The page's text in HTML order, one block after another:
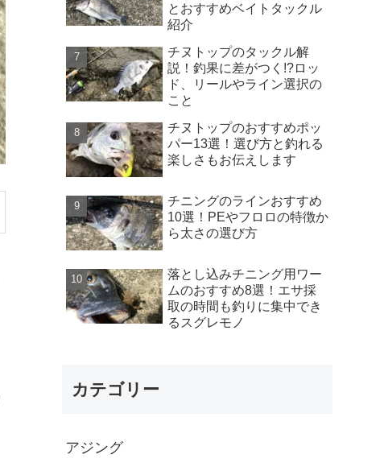
とおすすめベイトタックル
紹介
チヌトップのタックル解
説！釣果に差がつく!?ロッ
ド、リールやライン選択の
こと
チヌトップのおすすめポッ
パー13選！選び方と釣れる
楽しさもお伝えします
チニングのラインおすすめ
10選！PEやフロロの特徴か
ら太さの選び方
落とし込みチニング用ワー
ムのおすすめ8選！エサ採
取の時間も釣りに集中でき
るスグレモノ
カテゴリー
アジング